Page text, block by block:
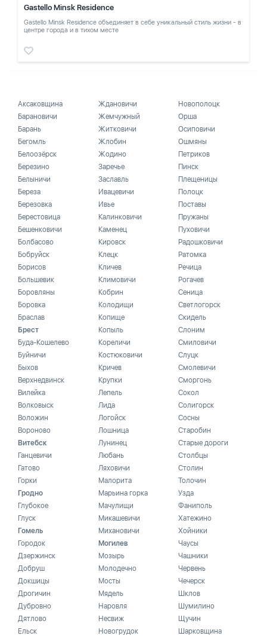
Gastello Minsk Residence
Gastello Minsk Residence объединяет в себе уникальный стиль жизни - в
центре города и в тихом месте
Аксаковщина
Барановичи
Барань
Бегомль
Белоозёрск
Березино
Белыничи
Береза
Березовка
Берестовица
Бешенковичи
Болбасово
Бобруйск
Борисов
Большевик
Боровляны
Боровка
Браслав
Брест
Буда-Кошелево
Буйничи
Быхов
Верхнедвинск
Вилейка
Волковыск
Воложин
Вороново
Витебск
Ганцевичи
Гатово
Горки
Гродно
Глубокое
Глуск
Гомель
Городок
Дзержинск
Добруш
Докшицы
Дрогичин
Дубровно
Дятлово
Ельск
Ждановичи
Жемчужный
Житковичи
Жлобин
Жодино
Заречье
Заславль
Ивацевичи
Ивье
Калинковичи
Каменец
Кировск
Клецк
Кличев
Климовичи
Кобрин
Колодищи
Копище
Копыль
Кореличи
Костюковичи
Кричев
Крупки
Лепель
Лида
Логойск
Лошница
Лунинец
Любань
Ляховичи
Малорита
Марьина горка
Мачулищи
Микашевичи
Михановичи
Могилев
Мозырь
Молодечно
Мосты
Мядель
Наровля
Несвиж
Новогрудок
Новополоцк
Орша
Осиповичи
Ошмяны
Петриков
Пинск
Плещеницы
Полоцк
Поставы
Пружаны
Пуховичи
Радошковичи
Ратомка
Речица
Рогачев
Сеница
Светлогорск
Скидель
Слоним
Смиловичи
Слуцк
Смолевичи
Сморгонь
Сокол
Солигорск
Сосны
Старобин
Старые дороги
Столбцы
Столин
Толочин
Узда
Фаниполь
Хатежино
Хойники
Чаусы
Чашники
Червень
Чечерск
Шклов
Шумилино
Щучин
Шарковщина